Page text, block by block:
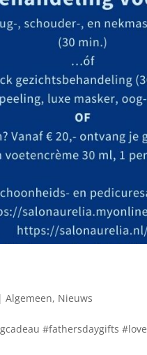
|Algemeen, Nieuws
#fathersdaygifts